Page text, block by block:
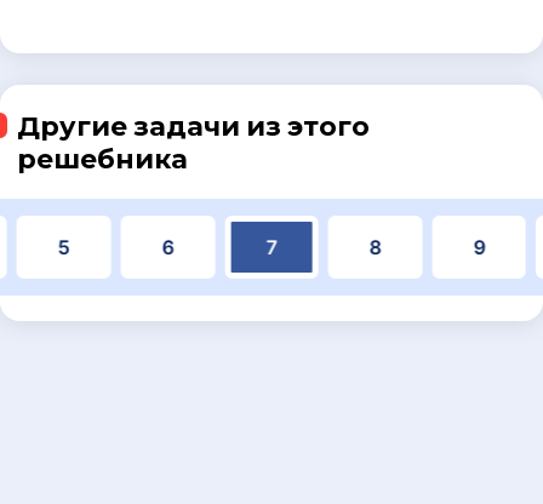
Другие задачи из этого
решебника
5 6 7 8 9